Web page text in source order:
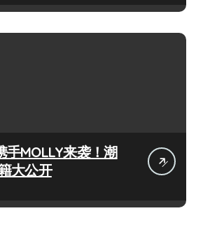
MOLLY来袭！潮
大公开